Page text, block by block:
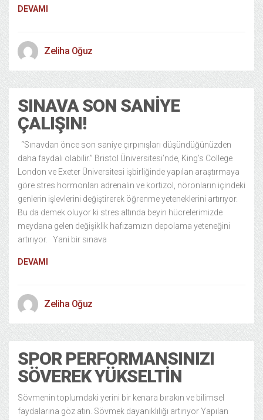
DEVAMI
Zeliha Oğuz
SINAVA SON SANIYE
ÇALIŞIN!
“Sınavdan önce son saniye çırpınışları düşündüğünüzden
daha faydalı olabilir.” Bristol Üniversitesi’nde, King’s College
London ve Exeter Üniversitesi işbirliğinde yapılan araştırmaya
göre stres hormonları adrenalin ve kortizol, nöronların içindeki
genlerin işlevlerini değiştirerek öğrenme yeteneklerini artırıyor.
Bu da demek oluyor ki stres altında beyin hücrelerimizde
meydana gelen değişiklik hafızamızın depolama yeteneğini
artırıyor. Yani bir sınava
DEVAMI
Zeliha Oğuz
SPOR PERFORMANSINIZI
SÖVEREK YÜKSELTIN
Sövmenin toplumdaki yerini bir kenara bırakın ve bilimsel
faydalarına göz atın. Sövmek dayanıklılığı artırıyor Yapılan